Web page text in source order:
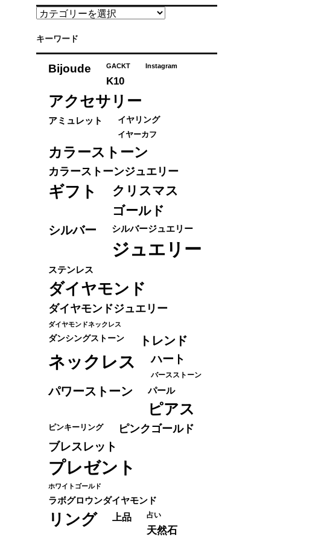
カ
ゴ
キーワード
Bijoude GACKT Instagram
K10
アクセサリー
アミュレット
イヤリング
イヤーカフ
カラーストーン
カラーストーンジュエリー
ギフト
クリスマス
ゴールド
シルバー シルバージュエリー
ジュエリー
ステンレス
ダイヤモンド
ダイヤモンドジュエリー
ダイヤモンドネックレス
ダンシングストーン トレンド
ネックレス ハート
バースストーン
パワーストーン パール
ピアス
ピンキーリング ピンクゴールド
ブレスレット
プレゼント
ホワイトゴールド
ラボグロウンダイヤモンド
リング 上品 占い
天然石